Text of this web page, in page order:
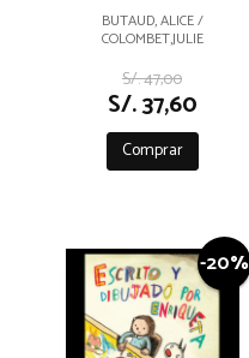
BUTAUD, ALICE /
COLOMBET,JULIE
S/. 47,00
S/. 37,60
Comprar
-20%